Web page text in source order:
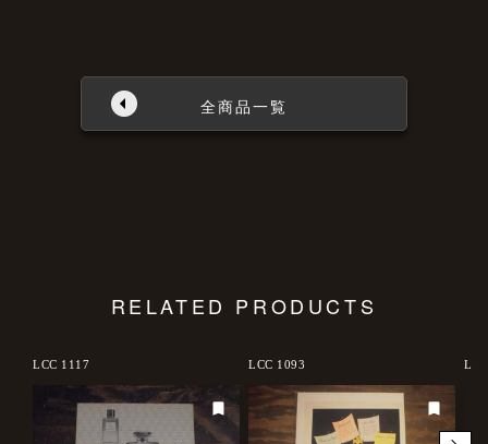
全商品一覧
RELATED PRODUCTS
LCC 1117 LCC 1093